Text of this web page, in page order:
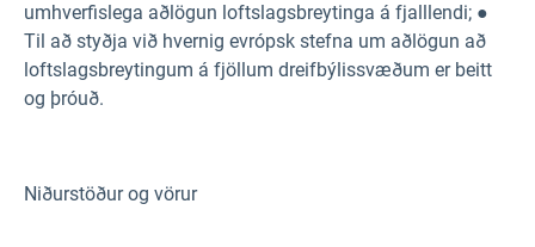
umhverfislega aðlögun loftslagsbreytinga á fjalllendi; ●
Til að styðja við hvernig evrópsk stefna um aðlögun að
loftslagsbreytingum á fjöllum dreifbýlissvæðum er beitt
og þróuð.
Niðurstöður og vörur